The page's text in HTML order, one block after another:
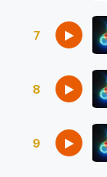
7
8
9